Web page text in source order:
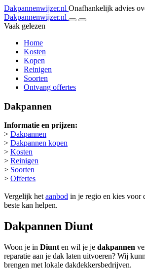
Dakpannenwijzer.nl Onafhankelijk advies
Dakpannenwijzer.nl
Vaak gelezen
Home
Kosten
Kopen
Reinigen
Soorten
Ontvang offertes
Dakpannen
Informatie en prijzen:
> Dakpannen
> Dakpannen kopen
> Kosten
> Reinigen
> Soorten
> Offertes
Vergelijk hetaanbod in je regio en kies voor
beste kan helpen.
Dakpannen Diunt
Woon je in Diunt en wil je je dakpannen
reparatie aan je dak laten uitvoeren? Wij
brengen met lokale dakdekkersbedrijven.